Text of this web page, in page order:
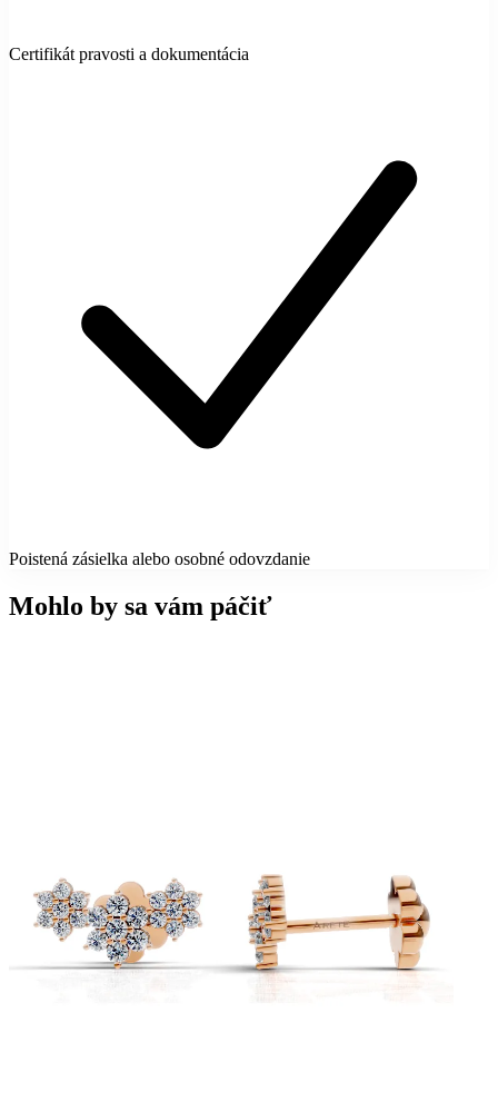
Certifikát pravosti a dokumentácia
Poistená zásielka alebo osobné odovzdanie
Mohlo by sa vám páčiť